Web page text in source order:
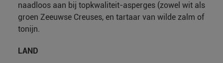
naadloos aan bij topkwaliteit-asperges (zowel wit als
groen Zeeuwse Creuses, en tartaar van wilde zalm of
tonijn.
LAND